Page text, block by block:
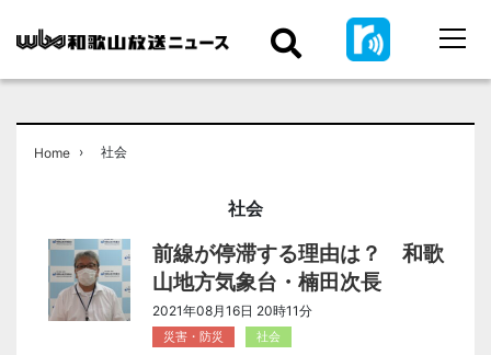
Home › 社会
社会
前線が停滞する理由は？ 和歌
山地方気象台・楠田次長
2021年08月16日 20時11分
災害・防災 社会